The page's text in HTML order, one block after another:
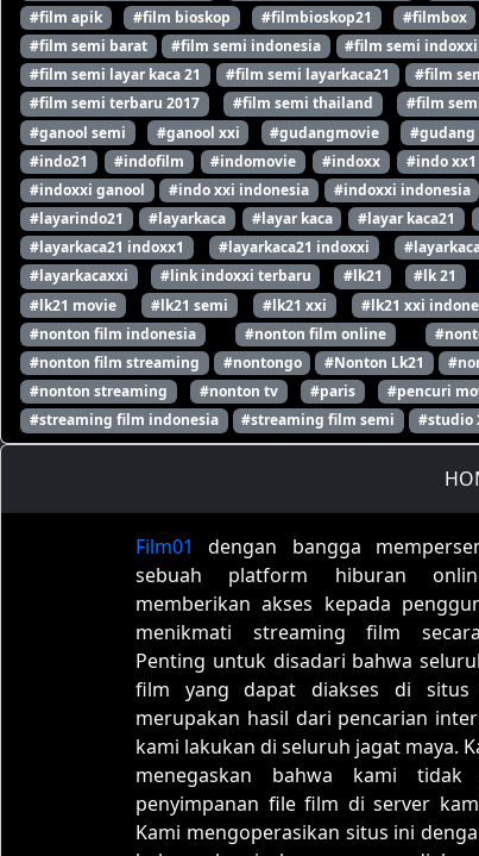
#film apik
#film bioskop #filmbioskop21 #filmbox
#film semi barat
#film semi indonesia #film semi indoxxi
#film semi layar kaca 21
#film semi layarkaca21 #film
#film semi terbaru 2017
#film semi thailand #film
#ganool semi
#ganool xxi #gudangmovie #gudang
#indo21
#indofilm #indomovie #indoxx #indo xx1
#indoxxi ganool
#indo xxi indonesia #indoxxi indonesia
#layarindo21
#layarkaca #layar kaca #layar kaca21
#layarkaca21 indoxx1
#layarkaca21 indoxxi
#layarkacaxxi
#link indoxxi terbaru #lk21 #lk 21
#lk21 movie
#lk21 semi #lk21 xxi #lk21 xxi
#nonton film indonesia
#nonton film online
#nonton film streaming
#nontongo #Nonton Lk21
#nonton streaming
#nonton tv #paris #pencuri
#streaming film indonesia
#streaming film semi #studio
Film01
dengan bangga
sebuah platform hiburan
memberikan akses kepada
menikmati streaming film
Penting untuk disadari bahwa
film yang dapat diakses di
merupakan hasil dari pencarian
kami lakukan di seluruh jagat maya.
menegaskan bahwa kami tidak
penyimpanan file film di server
Kami mengoperasikan situs ini